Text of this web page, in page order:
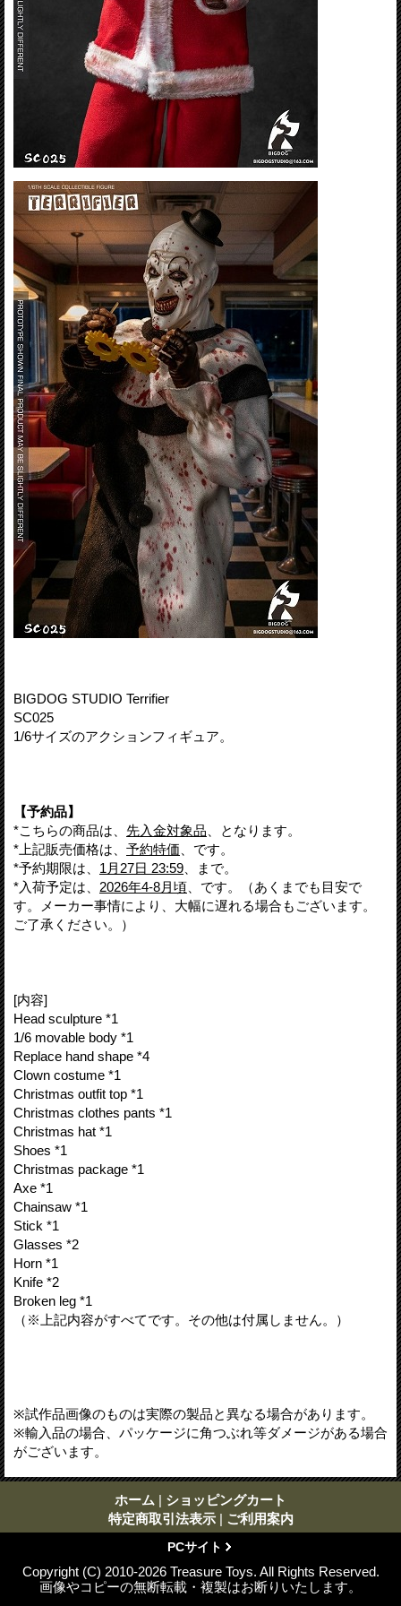
BIGDOG STUDIO Terrifier
SC025
1/6サイズのアクションフィギュア。
【予約品】
*こちらの商品は、 先入金対象品 、となります。
*上記販売価格は、 予約特価 、です。
*予約期限は、 1月27日 23:59 、まで。
*入荷予定は、 2026年4-8月頃 、です。（あくまでも目安で
す。メーカー事情により、大幅に遅れる場合もございます。
ご了承ください。）
[内容]
Head sculpture *1
1/6 movable body *1
Replace hand shape *4
Clown costume *1
Christmas outfit top *1
Christmas clothes pants *1
Christmas hat *1
Shoes *1
Christmas package *1
Axe *1
Chainsaw *1
Stick *1
Glasses *2
Horn *1
Knife *2
Broken leg *1
（※上記内容がすべてです。その他は付属しません。）
※試作品画像のものは実際の製品と異なる場合があります。
※輸入品の場合、パッケージに角つぶれ等ダメージがある場合
がございます。
ホーム | ショッピングカート
特定商取引法表示 | ご利用案内
PCサイト
Copyright (C) 2010-2026 Treasure Toys. All Rights Reserved.
画像やコピーの無断転載・複製はお断りいたします。